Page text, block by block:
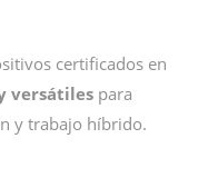
certificados en
versátiles para
y trabajo híbrido.